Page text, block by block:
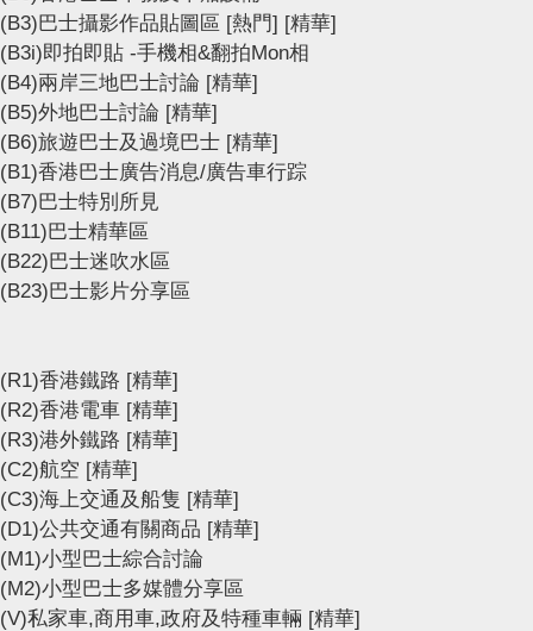
(B3)巴士攝影作品貼圖區 [熱門] [精華]
(B3i)即拍即貼 -手機相&翻拍Mon相
(B4)兩岸三地巴士討論 [精華]
(B5)外地巴士討論 [精華]
(B6)旅遊巴士及過境巴士 [精華]
(B1)香港巴士廣告消息/廣告車行踪
(B7)巴士特別所見
(B11)巴士精華區
(B22)巴士迷吹水區
(B23)巴士影片分享區
(R1)香港鐵路 [精華]
(R2)香港電車 [精華]
(R3)港外鐵路 [精華]
(C2)航空 [精華]
(C3)海上交通及船隻 [精華]
(D1)公共交通有關商品 [精華]
(M1)小型巴士綜合討論
(M2)小型巴士多媒體分享區
(V)私家車,商用車,政府及特種車輛 [精華]